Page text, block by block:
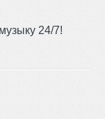
24/7!